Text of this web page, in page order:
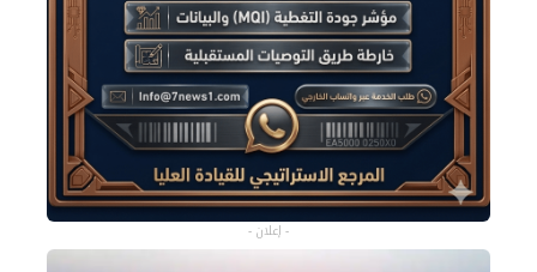
- إعلان -